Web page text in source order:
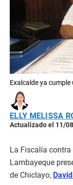
Exalcalde ya cumple
ELLY MELISSA
Actualizado el 11/
La Fiscalía
Lambayeque
de Chiclayo,